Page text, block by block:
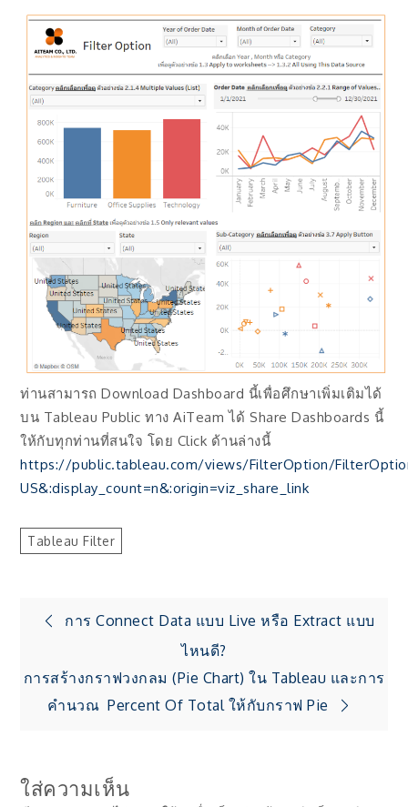
ท่านสามารถ Download Dashboard นี้เพื่อศึกษาเพิ่มเติมได้
บน Tableau Public ทาง AiTeam ได้ Share Dashboards นี้
ให้กับทุกท่านที่สนใจ โดย Click ด้านล่างนี้
https://public.tableau.com/views/FilterOption/
US&:display_count=n&:origin=viz_share_link
Tableau Filter
แนะแนว
เรื่อง
การ Connect Data แบบ Live หรือ Extract แบบ
ไหนดี?
การสร้างกราฟวงกลม (Pie Chart) ใน Tableau และการ
คำนวณ Percent Of Total ให้กับกราฟ Pie
ใส่ความเห็น